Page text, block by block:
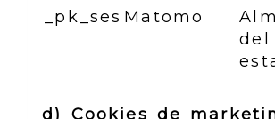
_pk_ses Matomo
del
d) Cookies de